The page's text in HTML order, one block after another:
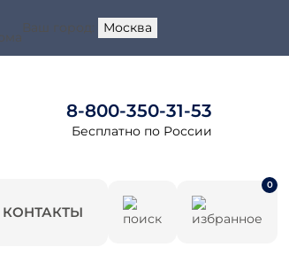
Ваш город: Москва
8-800-350-31-53
Бесплатно по России
КОНТАКТЫ
0